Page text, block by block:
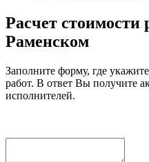
Расчет стоимости
Раменском
Заполните форму, где
работ. В ответ Вы получите
исполнителей.